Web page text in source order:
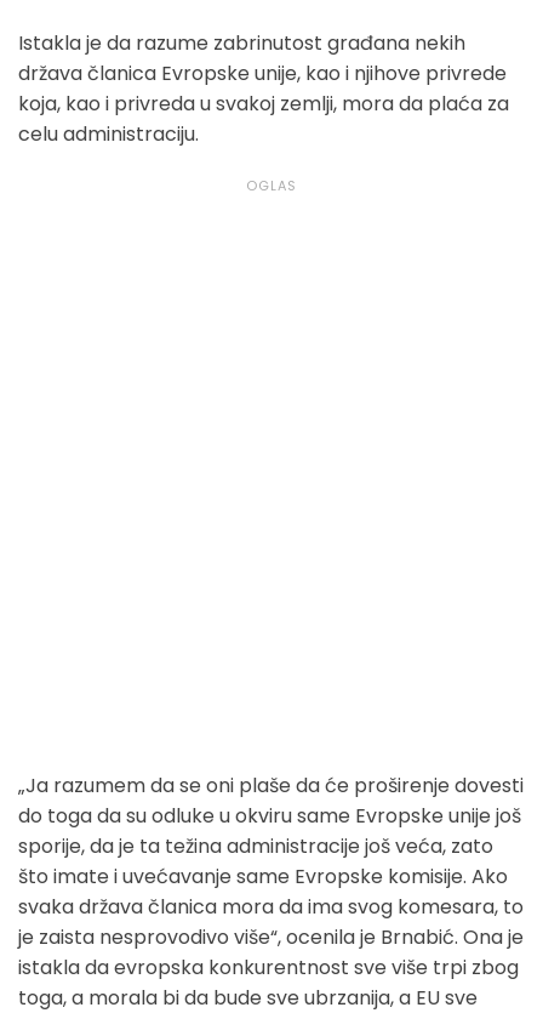
Istakla je da razume zabrinutost građana nekih
država članica Evropske unije, kao i njihove privrede
koja, kao i privreda u svakoj zemlji, mora da plaća za
celu administraciju.
„Ja razumem da se oni plaše da će proširenje dovesti
do toga da su odluke u okviru same Evropske unije još
sporije, da je ta težina administracije još veća, zato
što imate i uvećavanje same Evropske komisije. Ako
svaka država članica mora da ima svog komesara, to
je zaista nesprovodivo više“, ocenila je Brnabić. Ona je
istakla da evropska konkurentnost sve više trpi zbog
toga, a morala bi da bude sve ubrzanija, a EU sve